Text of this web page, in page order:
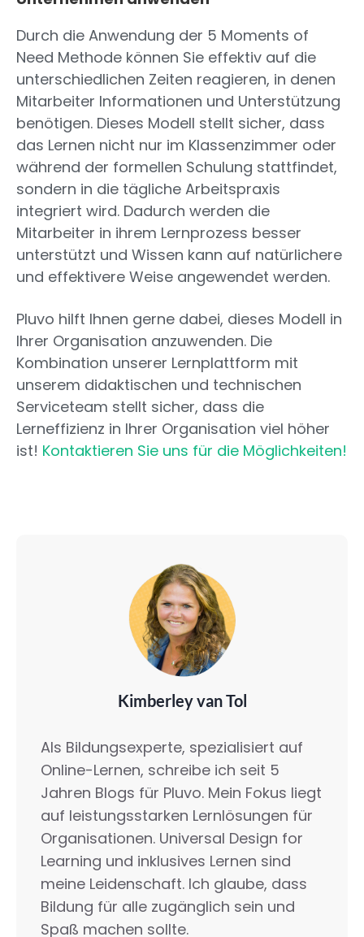
Durch die Anwendung der 5 Moments of
Need Methode können Sie effektiv auf die
unterschiedlichen Zeiten reagieren, in denen
Mitarbeiter Informationen und Unterstützung
benötigen. Dieses Modell stellt sicher, dass
das Lernen nicht nur im Klassenzimmer oder
während der formellen Schulung stattfindet,
sondern in die tägliche Arbeitspraxis
integriert wird. Dadurch werden die
Mitarbeiter in ihrem Lernprozess besser
unterstützt und Wissen kann auf natürlichere
und effektivere Weise angewendet werden.
Pluvo hilft Ihnen gerne dabei, dieses Modell in
Ihrer Organisation anzuwenden. Die
Kombination unserer Lernplattform mit
unserem didaktischen und technischen
Serviceteam stellt sicher, dass die
Lerneffizienz in Ihrer Organisation viel höher
ist! Kontaktieren Sie uns für die Möglichkeiten!
Kimberley van Tol
Als Bildungsexperte, spezialisiert auf
Online-Lernen, schreibe ich seit 5
Jahren Blogs für Pluvo. Mein Fokus liegt
auf leistungsstarken Lernlösungen für
Organisationen. Universal Design for
Learning und inklusives Lernen sind
meine Leidenschaft. Ich glaube, dass
Bildung für alle zugänglich sein und
Spaß machen sollte.